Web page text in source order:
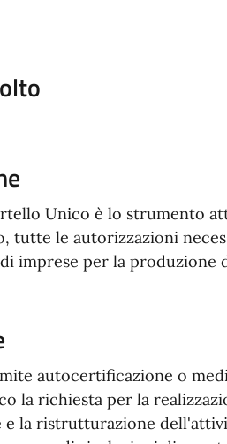
Unico è lo strumento
tutte le autorizzazioni
imprese per la produzione
autocertificazione o
la richiesta per la
e la ristrutturazione